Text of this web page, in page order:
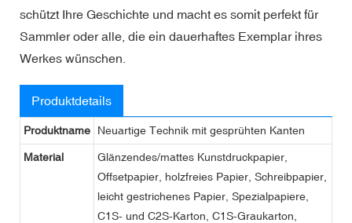
schützt Ihre Geschichte und macht es somit perfekt für
Sammler oder alle, die ein dauerhaftes Exemplar ihres
Werkes wünschen.
Produktdetails
Produktname Neuartige Technik mit gesprühten Kanten
Material
Glänzendes/mattes Kunstdruckpapier,
Offsetpapier, holzfreies Papier, Schreibpapier,
leicht gestrichenes Papier, Spezialpapiere,
C1S- und C2S-Karton, C1S-Graukarton,